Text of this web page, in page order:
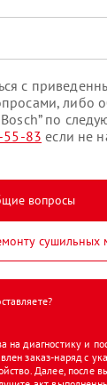
с
либо
по
55-83 если не
вопросы
сушильных
на диагностику и
заказ-наряд с
Далее, после